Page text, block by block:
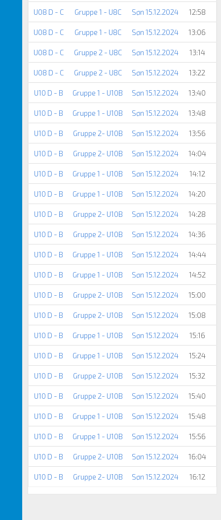
U08 D - C Gruppe 1 - U8C Søn 15.12.2024 12:58
U08 D - C Gruppe 1 - U8C Søn 15.12.2024 13:06
U08 D - C Gruppe 2 - U8C Søn 15.12.2024 13:14
U08 D - C Gruppe 2 - U8C Søn 15.12.2024 13:22
U10 D - B Gruppe 1 - U10B Søn 15.12.2024 13:40
U10 D - B Gruppe 1 - U10B Søn 15.12.2024 13:48
U10 D - B Gruppe 2- U10B Søn 15.12.2024 13:56
U10 D - B Gruppe 2- U10B Søn 15.12.2024 14:04
U10 D - B Gruppe 1 - U10B Søn 15.12.2024 14:12
U10 D - B Gruppe 1 - U10B Søn 15.12.2024 14:20
U10 D - B Gruppe 2- U10B Søn 15.12.2024 14:28
U10 D - B Gruppe 2- U10B Søn 15.12.2024 14:36
U10 D - B Gruppe 1 - U10B Søn 15.12.2024 14:44
U10 D - B Gruppe 1 - U10B Søn 15.12.2024 14:52
U10 D - B Gruppe 2- U10B Søn 15.12.2024 15:00
U10 D - B Gruppe 2- U10B Søn 15.12.2024 15:08
U10 D - B Gruppe 1 - U10B Søn 15.12.2024 15:16
U10 D - B Gruppe 1 - U10B Søn 15.12.2024 15:24
U10 D - B Gruppe 2- U10B Søn 15.12.2024 15:32
U10 D - B Gruppe 2- U10B Søn 15.12.2024 15:40
U10 D - B Gruppe 1 - U10B Søn 15.12.2024 15:48
U10 D - B Gruppe 1 - U10B Søn 15.12.2024 15:56
U10 D - B Gruppe 2- U10B Søn 15.12.2024 16:04
U10 D - B Gruppe 2- U10B Søn 15.12.2024 16:12